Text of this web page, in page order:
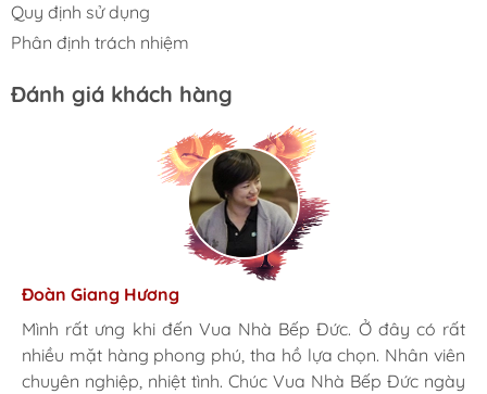
Quy định sử dụng
Phân định trách nhiệm
Đánh giá khách hàng
Hương Suri
Mình rất ưng khi đến Vua Nhà Bếp Đức. Ở đây có rất
nhiều mặt hàng phong phú, tha hồ lựa chọn. Nhân viên
chuyên nghiệp, nhiệt tình. Chúc Vua Nhà Bếp Đức ngày
Đoàn Giang Hương
Mình rất ưng khi đến Vua Nhà Bếp Đức. Ở đây có rất
nhiều mặt hàng phong phú, tha hồ lựa chọn. Nhân viên
chuyên nghiệp, nhiệt tình. Chúc Vua Nhà Bếp Đức ngày
Ngọc Anh
Mình rất ưng khi đến Vua Nhà Bếp Đức. Ở đây có rất
nhiều mặt hàng phong phú, tha hồ lựa chọn. Nhân viên
chuyên nghiệp, nhiệt tình. Chúc Vua Nhà Bếp Đức ngày